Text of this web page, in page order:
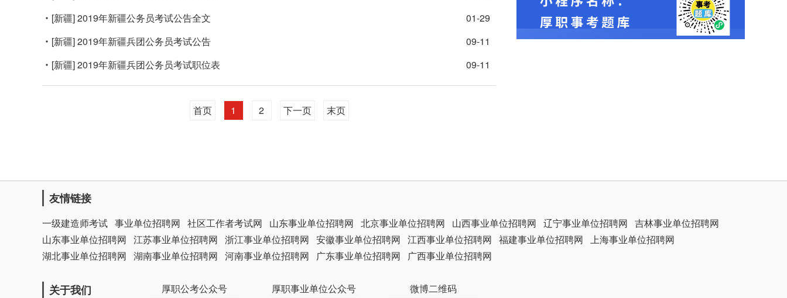
[新疆]2019年新疆公务员考试公告全文
01-29
[新疆]2019年新疆兵团公务员考试公告
09-11
[新疆]2019年新疆兵团公务员考试职位表 09-11
首页 1 2 下一页 末页
友情链接
一级建造师考试 事业单位招聘网 社区工作者考试网 山东事业单位招聘网 北京事业单位招聘网 山西事业单位招聘网 辽宁事业单位招聘网 吉林事业单位招聘网
山东事业单位招聘网 江苏事业单位招聘网 浙江事业单位招聘网 安徽事业单位招聘网 江西事业单位招聘网 福建事业单位招聘网 上海事业单位招聘网
湖北事业单位招聘网 湖南事业单位招聘网 河南事业单位招聘网 广东事业单位招聘网 广西事业单位招聘网
关于我们 厚职公考公众号 厚职事业单位公众号 微博二维码